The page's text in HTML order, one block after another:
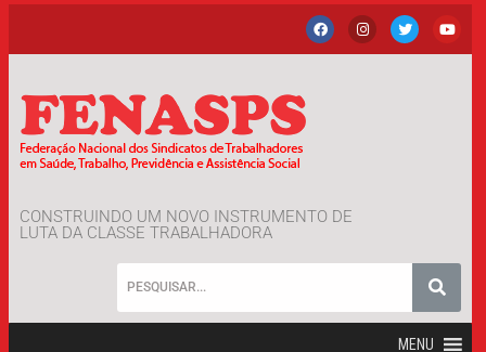
CONSTRUINDO UM NOVO INSTRUMENTO DE
LUTA DA CLASSE TRABALHADORA
MENU